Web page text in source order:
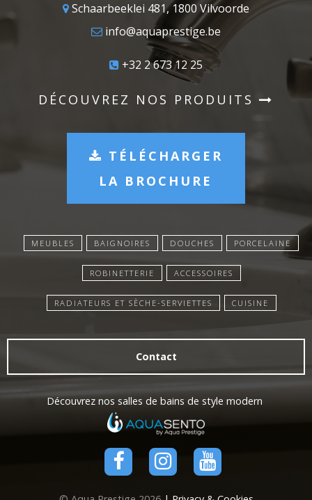
Schaarbeeklei 481, 1800 Vilvoorde
info@aquaprestige.be
+32 2 673 12 25
DÉCOUVREZ NOS PRODUITS
TÉLÉCHARGER
LA BROCHURE
MEUBLES BAIGNOIRES DOUCHES PORCELAINE
ROBINETTERIE ACCESSOIRES
RADIATEURS ET SÈCHE-SERVIETTES CUISINE
Contact
Découvrez nos salles de bains de style modern